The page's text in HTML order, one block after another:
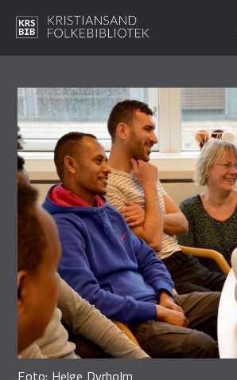
Arrangementer
Bibliotekene
Nyheter
Digitale tjenester
Vi tilbyr
UNG
Søk i våre databaser
hovedinnhold
Foto: Helge Dyrholm